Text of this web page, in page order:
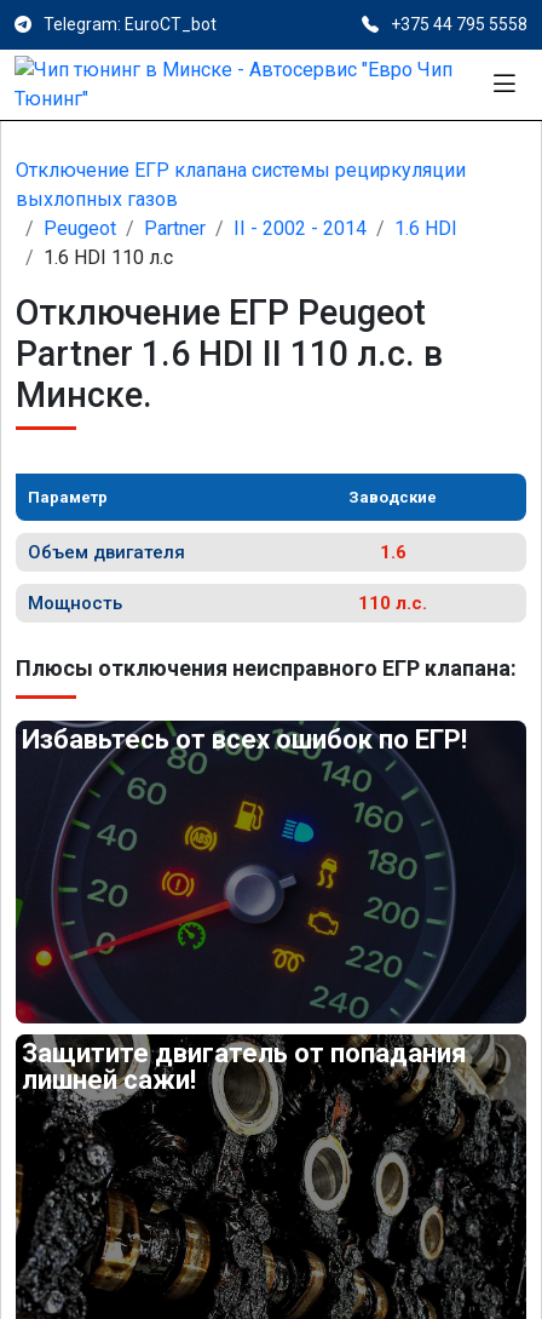
Telegram: EuroCT_bot +375 44 795 5558
Отключение ЕГР клапана системы рециркуляции
выхлопных газов
Peugeot
Partner II - 2002 - 2014
1.6 HDI
1.6 HDI 110 л.с
Отключение ЕГР Peugeot
Partner 1.6 HDI II 110 л.с. в
Минске.
Параметр Заводские
Объем двигателя 1.6
Мощность 110 л.с.
Плюсы отключения неисправного ЕГР клапана:
Избавьтесь от всех ошибок по ЕГР!
Защитите двигатель от попадания
лишней сажи!